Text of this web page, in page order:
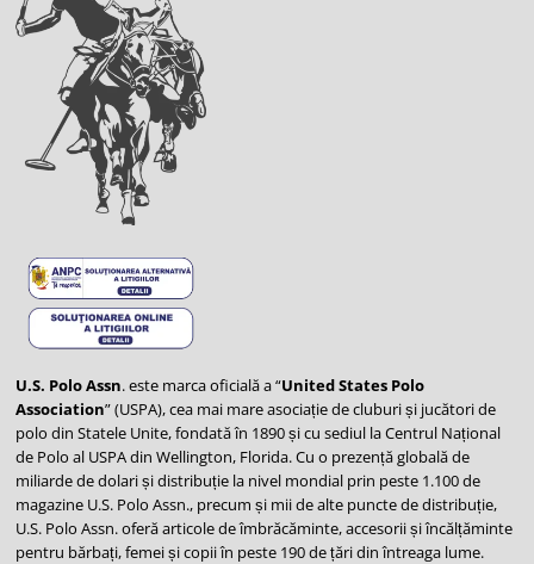
U.S. Polo Assn. este marca oficială a “United States Polo
Association” (USPA), cea mai mare asociație de cluburi și jucători de
polo din Statele Unite, fondată în 1890 și cu sediul la Centrul Național
de Polo al USPA din Wellington, Florida. Cu o prezență globală de
miliarde de dolari și distribuție la nivel mondial prin peste 1.100 de
magazine U.S. Polo Assn., precum și mii de alte puncte de distribuție,
U.S. Polo Assn. oferă articole de îmbrăcăminte, accesorii și încălțăminte
pentru bărbați, femei și copii în peste 190 de țări din întreaga lume.